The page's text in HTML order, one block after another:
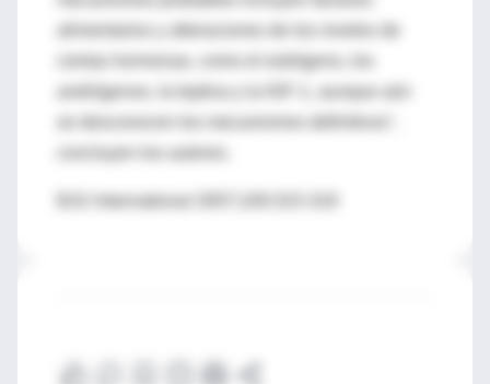
ciertas hormonas, como el estrógeno, los
andrógenos, la leptina y la IGF-1, aunque aún